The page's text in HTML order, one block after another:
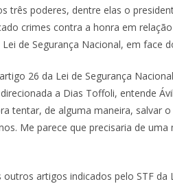
três poderes, dentre elas o
crimes contra a honra em
de Segurança Nacional, em face
26 da Lei de Segurança
a Dias Toffoli, entende
tentar, de alguma maneira, salvar
Me parece que precisaria de
outros artigos indicados pelo STF da